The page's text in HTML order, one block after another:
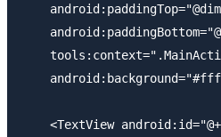
<TextView